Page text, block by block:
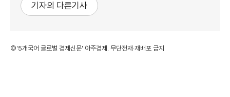
기자의 다른기사
©'5개국어 글로벌 경제신문' 아주경제. 무단전재·재배포 금지